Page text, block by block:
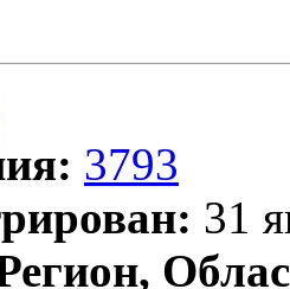
3793
31